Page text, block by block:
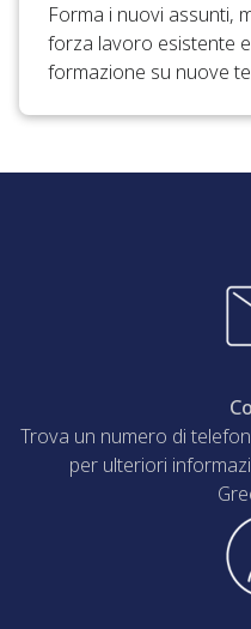
Forma i nuovi assunti,
forza lavoro esistente
formazione su nuove
Trova un numero di
per ulteriori